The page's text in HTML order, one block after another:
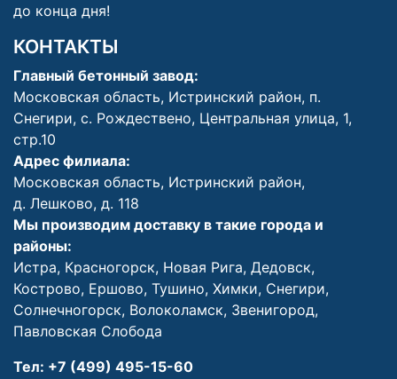
до конца дня!
КОНТАКТЫ
Главный бетонный завод:
Московская область, Истринский район, п.
Снегири, с. Рождествено, Центральная улица, 1,
стр.10
Адрес филиала:
Московская область, Истринский район,
д. Лешково, д. 118
Мы производим доставку в такие города и
районы:
Истра, Красногорск, Новая Рига, Дедовск,
Кострово, Ершово, Тушино, Химки, Снегири,
Солнечногорск, Волоколамск, Звенигород,
Павловская Слобода
Тел: +7 (499) 495-15-60